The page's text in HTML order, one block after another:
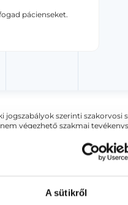
A sütikről
pácienseket.
jogszabályok szerinti szakorvosi
végezhető szakmai
szakorvosa az első
kizárja esetleges